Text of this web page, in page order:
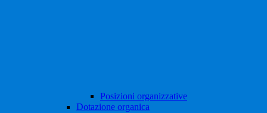
Posizioni organizzative
Dotazione organica